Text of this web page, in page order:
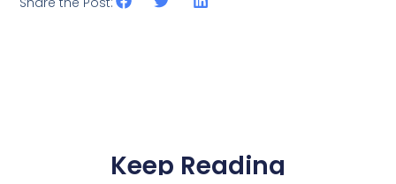
Keep Reading